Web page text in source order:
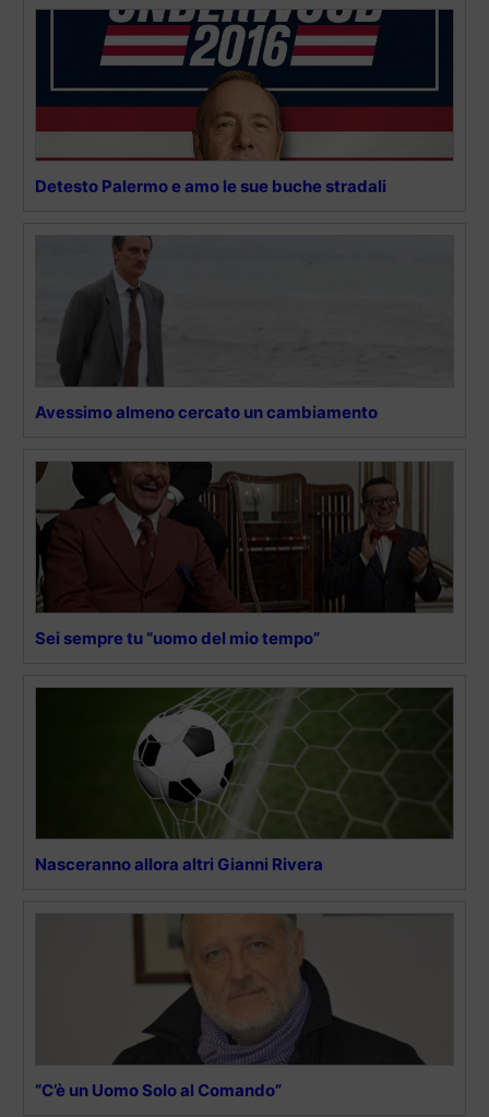
Detesto Palermo e amo le sue buche stradali
Avessimo almeno cercato un cambiamento
Sei sempre tu “uomo del mio tempo”
Nasceranno allora altri Gianni Rivera
“C’è un Uomo Solo al Comando”